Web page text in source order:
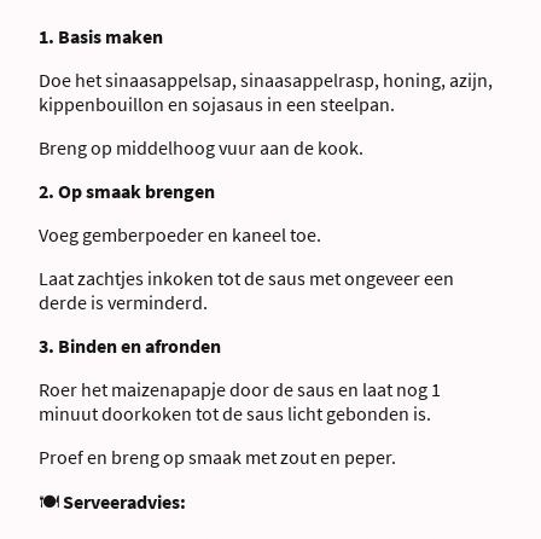
1. Basis maken
Doe het sinaasappelsap, sinaasappelrasp, honing, azijn,
kippenbouillon en sojasaus in een steelpan.
Breng op middelhoog vuur aan de kook.
2. Op smaak brengen
Voeg gemberpoeder en kaneel toe.
Laat zachtjes inkoken tot de saus met ongeveer een
derde is verminderd.
3. Binden en afronden
Roer het maizenapapje door de saus en laat nog 1
minuut doorkoken tot de saus licht gebonden is.
Proef en breng op smaak met zout en peper.
🍽Serveeradvies: